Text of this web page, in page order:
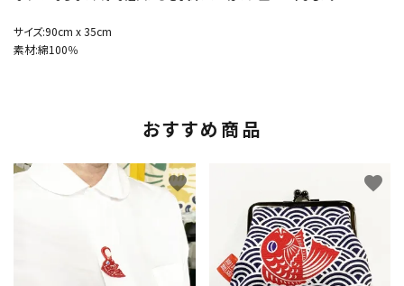
サイズ:90cm x 35cm
素材:綿100％
おすすめ商品
favorite favorite